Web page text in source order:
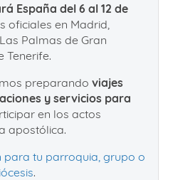
España del 6 al 12 de
oficiales en Madrid,
Palmas de Gran
Tenerife.
preparando viajes
y servicios para
en los actos
apostólica.
para tu parroquia, grupo o
.